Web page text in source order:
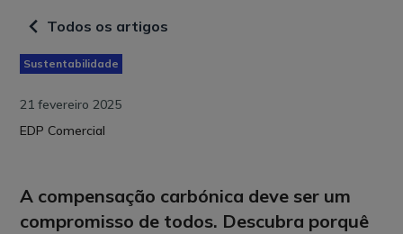
Todos os artigos
Sustentabilidade
21 fevereiro 2025
EDP Comercial
A compensação carbónica deve ser um
compromisso de todos. Descubra porquê